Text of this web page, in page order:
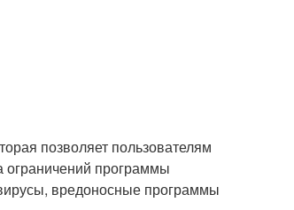
позволяет пользователям
ограничений программы
вредоносные программы